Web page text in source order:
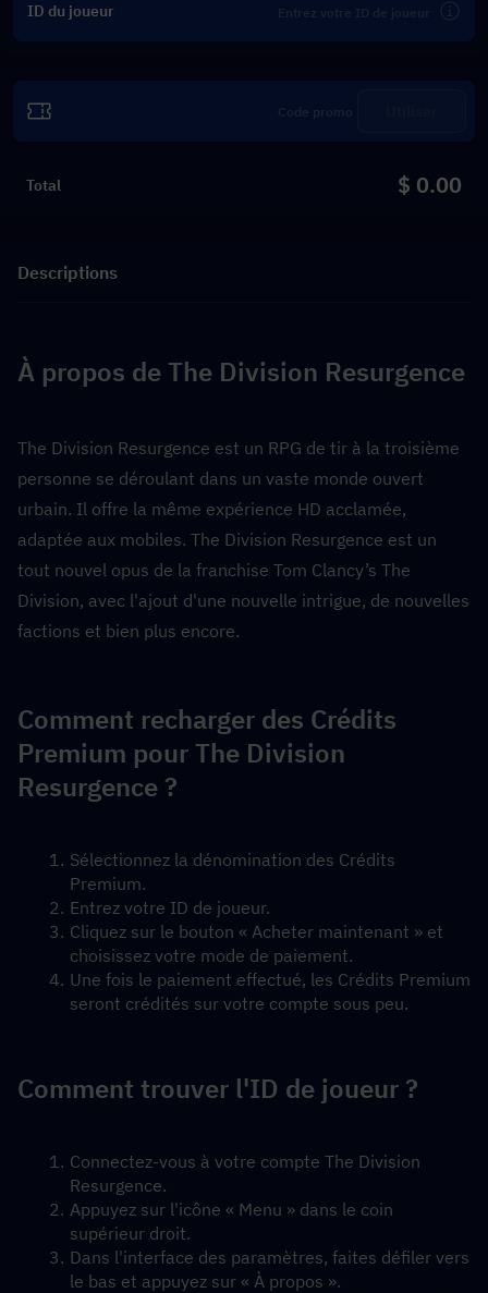
ID du joueur
Total $ 0.00
Descriptions
À propos de The Division Resurgence
The Division Resurgence est un RPG de tir à la troisième
personne se déroulant dans un vaste monde ouvert
urbain. Il offre la même expérience HD acclamée,
adaptée aux mobiles. The Division Resurgence est un
tout nouvel opus de la franchise Tom Clancy’s The
Division, avec l'ajout d'une nouvelle intrigue, de nouvelles
factions et bien plus encore.
Comment recharger des Crédits
Premium pour The Division
Resurgence ?
Sélectionnez la dénomination des Crédits
Premium.
Entrez votre ID de joueur.
Cliquez sur le bouton « Acheter maintenant » et
choisissez votre mode de paiement.
Une fois le paiement effectué, les Crédits Premium
seront crédités sur votre compte sous peu.
Comment trouver l'ID de joueur ?
Connectez-vous à votre compte The Division
Resurgence.
Appuyez sur l'icône « Menu » dans le coin
supérieur droit.
Dans l'interface des paramètres, faites défiler vers
le bas et appuyez sur « À propos ».